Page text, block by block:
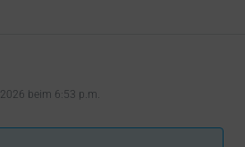
beim 6:53 p.m.